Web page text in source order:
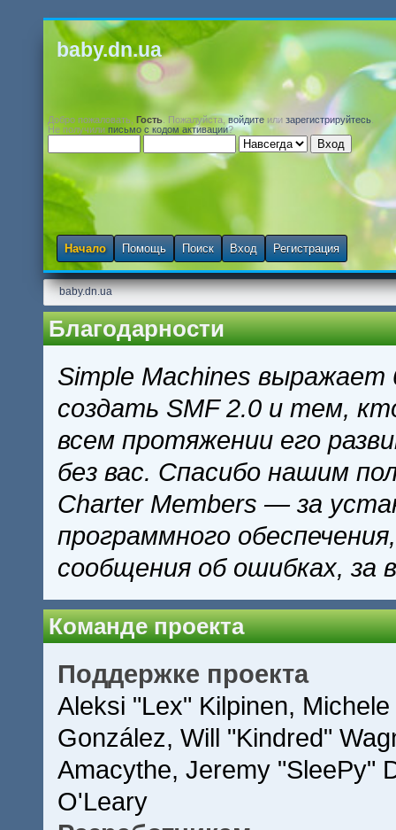
baby.dn.ua
Добро пожаловать, Гость . Пожалуйста,войдите или зарегистрируйтесь
Не получили письмо с кодом активации?
Начало Помощь Поиск Вход Регистрация
baby.dn.ua
Благодарности
Simple Machines выражает
создать SMF 2.0 и тем,
всем протяжении его
без вас. Спасибо нашим
Charter Members — за
программного
сообщения об ошибках, за
Команде проекта
Поддержке проекта
Aleksi "Lex" Kilpinen,
González, Will "Kindred"
Amacythe, Jeremy "SleePy"
O'Leary